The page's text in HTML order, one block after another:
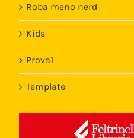
Roba meno nerd
Kids
Prova1
Template